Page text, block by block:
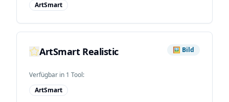
ArtSmart
ArtSmart Realistic 🖼️ Bild
Verfügbar in 1 Tool:
ArtSmart